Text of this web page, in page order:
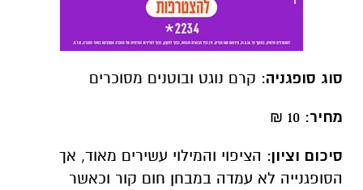
סוג סופגניה: קרם נוגט ובוטנים מסוכרים
מחיר: 10 ₪
סיכום וציון: הציפוי והמילוי עשירים מאוד, אך
הסופגנייה לא עמדה במבחן חום קור וכאשר